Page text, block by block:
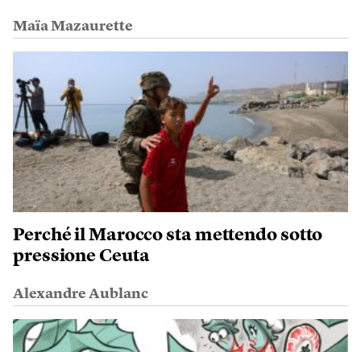
Maïa Mazaurette
Perché il Marocco sta mettendo sotto
pressione Ceuta
Alexandre Aublanc